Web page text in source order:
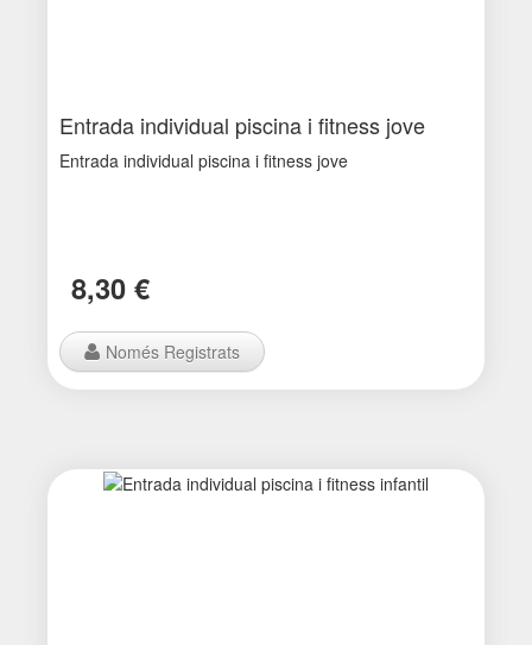
Entrada individual piscina i fitness jove
Entrada individual piscina i fitness jove
8,30 €
Només Registrats